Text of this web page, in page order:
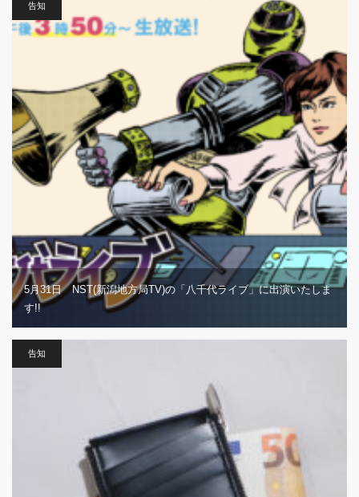
告知
5月31日 NST(新潟地方局TV)の「八千代ライブ」に出演いたしま
す!!
告知